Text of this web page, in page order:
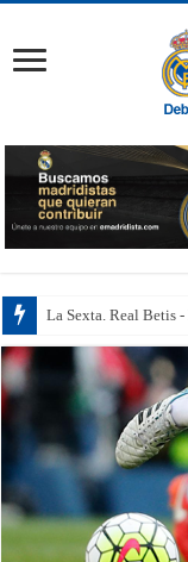
La Sexta. Real Betis